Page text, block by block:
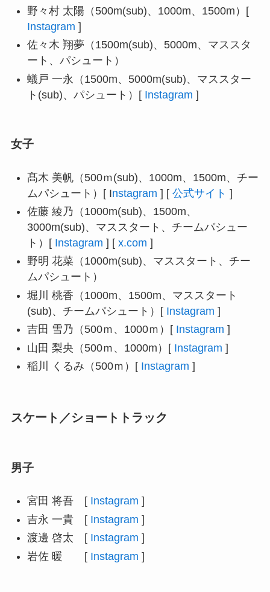
野々村 太陽（500m(sub)、1000m、1500m）[
Instagram ]
佐々木 翔夢（1500m(sub)、5000m、マススタ
ート、パシュート）
蟻戸 一永（1500m、5000m(sub)、マススター
ト(sub)、パシュート）[ Instagram ]
女子
髙木 美帆（500ｍ(sub)、1000m、1500m、チー
ムパシュート）[ Instagram ] [ 公式サイト ]
佐藤 綾乃（1000m(sub)、1500m、
3000m(sub)、マススタート、チームパシュー
ト）[ Instagram ] [x.com ]
野明 花菜（1000m(sub)、マススタート、チー
ムパシュート）
堀川 桃香（1000m、1500m、マススタート
(sub)、チームパシュート）[Instagram ]
吉田 雪乃（500ｍ、1000ｍ）[ Instagram ]
山田 梨央（500ｍ、1000m）[ Instagram ]
稲川 くるみ（500ｍ）[ Instagram ]
スケート／ショートトラック
男子
宮⽥ 将吾 [ Instagram ]
吉永 ⼀貴 [ Instagram ]
渡邊 啓太 [ Instagram ]
岩佐 暖 [ Instagram ]